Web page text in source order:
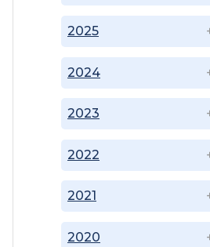
2020
2021
2022
2023
2024
2025